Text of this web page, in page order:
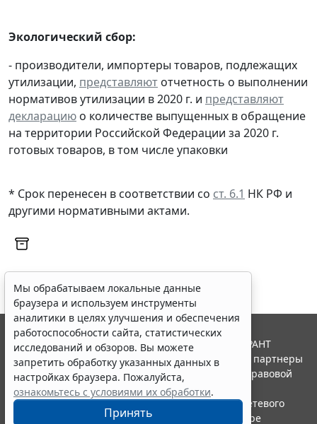
Экологический сбор:
- производители, импортеры товаров, подлежащих
утилизации, представляют отчетность о выполнении
нормативов утилизации в 2020 г. и представляют
декларацию о количестве выпущенных в обращение
на территории Российской Федерации за 2020 г.
готовых товаров, в том числе упаковки
* Срок перенесен в соответствии со ст. 6.1 НК РФ и
другими нормативными актами.
Мы обрабатываем локальные данные
браузера и используем инструменты
аналитики в целях улучшения и обеспечения
работоспособности сайта, статистических
исследований и обзоров. Вы можете
запретить обработку указанных данных в
настройках браузера. Пожалуйста,
ознакомьтесь с условиями их обработки.
Принять
© ООО "НПП "ГАРАНТ-СЕРВИС", 2026. Система ГАРАНТ
выпускается с 1990 года. Компания "Гарант" и ее партнеры
являются участниками Российской ассоциации правовой
информации ГАРАНТ.
Портал ГАРАНТ.РУ зарегистрирован в качестве сетевого
издания Федеральной службой по надзору в сфере